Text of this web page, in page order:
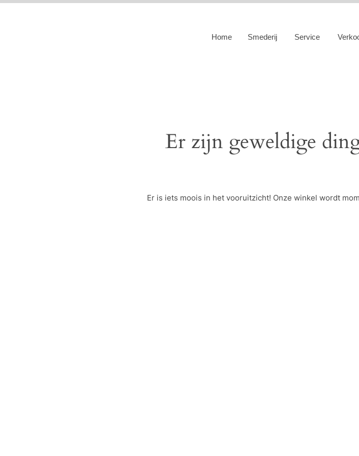
Home Smederij Service
Er zijn geweldige
Er is iets moois in het vooruitzicht! Onze winkel wordt